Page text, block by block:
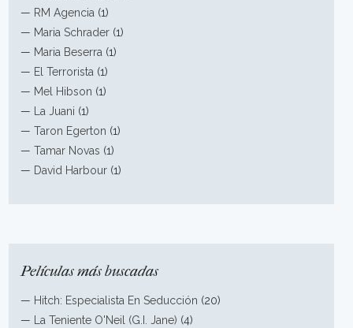
— RM Agencia (1)
— Maria Schrader (1)
— Maria Beserra (1)
— El Terrorista (1)
— Mel Hibson (1)
—
La Juani (1)
—Taron Egerton (1)
—Tamar Novas (1)
— David Harbour (1)
Películas más buscadas
— Hitch: Especialista En Seducción (20)
—
La Teniente O'Neil (G.I. Jane) (4)